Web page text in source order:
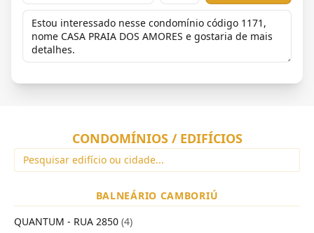
CONDOMÍNIOS / EDIFÍCIOS
BALNEÁRIO CAMBORIÚ
QUANTUM - RUA 2850 (4)